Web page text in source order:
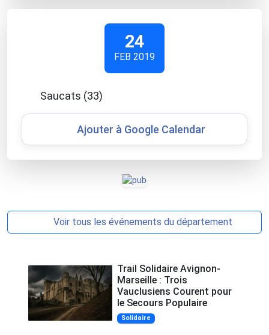
24
FEB 2019
Saucats (33)
Ajouter à Google Calendar
Voir tous les événements du département
Trail Solidaire Avignon-
Marseille : Trois
Vauclusiens Courent pour
le Secours Populaire
Solidaire